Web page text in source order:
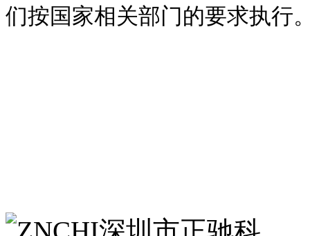
们按国家相关部门的要求执行